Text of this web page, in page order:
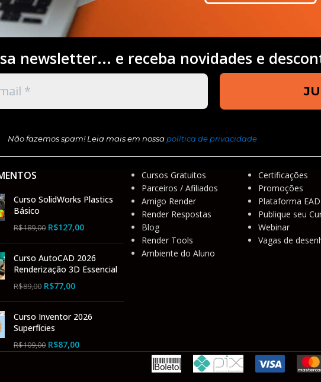
newsletter... e receba novidades e
Não fazemos spam! Leia mais em nossa política de privacidade
Curso SolidWorks Plastics
Básico
R$189,00 R$127,00
Curso AutoCAD 2026
Renderização 3D Essencial
R$89,00 R$77,00
Curso Inventor 2026
Superfícies
R$109,00 R$87,00
Cursos Gratuitos
Parceiros / Afiliados
Amigo Render
Render Respostas
Blog
Render Tools
Ambiente do Aluno
Certificações
Promoções
Plataforma EAD
Publique seu
Webinar
Vagas de